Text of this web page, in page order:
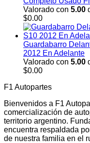
Valorado con 5.00
$0.00
Guardabarro
2012 En Adelante
Valorado con 5.00
$0.00
F1 Autopartes
Bienvenidos a F1
comercialización de
territorio argentino.
encuentra respaldada
de nuestra familia en el